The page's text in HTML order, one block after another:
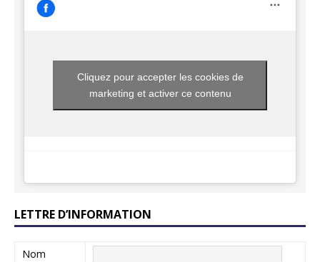
Cliquez pour accepter les cookies de
marketing et activer ce contenu
LETTRE D’INFORMATION
Nom